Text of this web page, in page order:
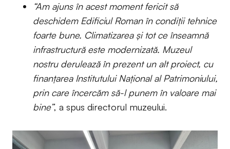
“Am ajuns în acest moment fericit să
deschidem Edificiul Roman în condiții tehnice
foarte bune. Climatizarea și tot ce înseamnă
infrastructură este modernizată. Muzeul
nostru derulează în prezent un alt proiect, cu
finanțarea Institutului Național al Patrimoniului,
prin care încercăm să-l punem în valoare mai
bine”, a spus directorul muzeului.